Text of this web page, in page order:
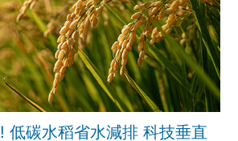
低碳水稻省水減排 科技垂直